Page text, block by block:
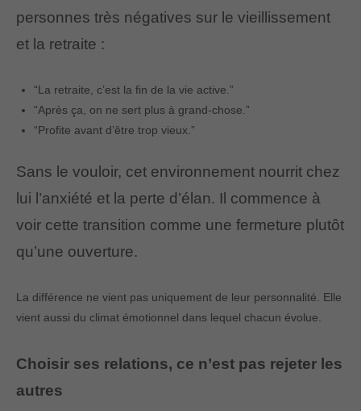
personnes très négatives sur le vieillissement
et la retraite :
“La retraite, c’est la fin de la vie active.”
“Après ça, on ne sert plus à grand-chose.”
“Profite avant d’être trop vieux.”
Sans le vouloir, cet environnement nourrit chez
lui l’anxiété et la perte d’élan. Il commence à
voir cette transition comme une fermeture plutôt
qu’une ouverture.
La différence ne vient pas uniquement de leur personnalité. Elle
vient aussi du climat émotionnel dans lequel chacun évolue.
Choisir ses relations, ce n’est pas rejeter les
autres